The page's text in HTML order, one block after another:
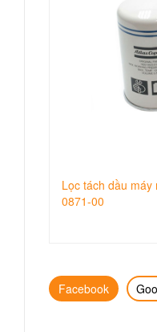
Lọc tách dầu
0871-00
Facebook